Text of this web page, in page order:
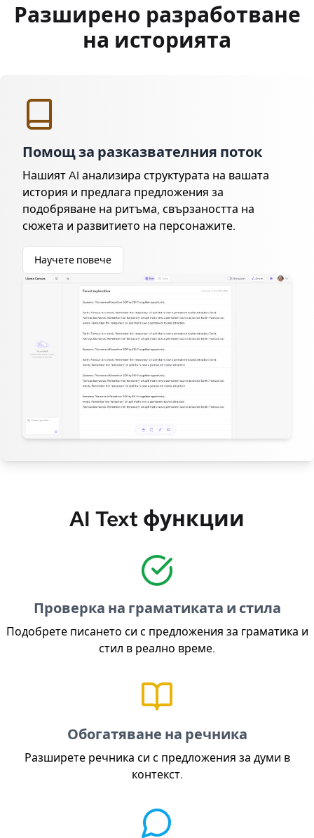
Разширено разработване
на историята
Помощ за разказвателния поток
Нашият AI анализира структурата на вашата
история и предлага предложения за
подобряване на ритъма, свързаността на
сюжета и развитието на персонажите.
Научете повече
AI Text функции
Проверка на граматиката и стила
Подобрете писането си с предложения за граматика и
стил в реално време.
Обогатяване на речника
Разширете речника си с предложения за думи в
контекст.